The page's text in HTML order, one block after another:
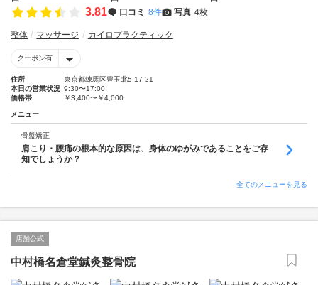
3.81 口コミ 8件 写真 4枚
整体 マッサージ カイロプラクティック
クーポン有
住所
東京都練馬区豊玉北5-17-21
本日の営業状況 9:30〜17:00
価格帯
￥3,400〜￥4,000
メニュー
骨盤矯正
肩こり・腰痛の根本的な原因は、身体のゆがみであることをご存
知でしょうか？
全てのメニューを見る
店舗公式
中村橋名倉堂鍼灸整骨院